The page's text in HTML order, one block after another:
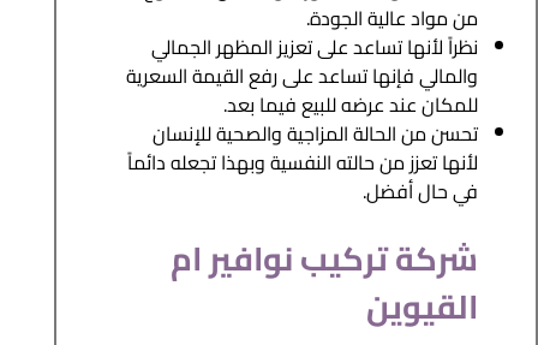
من مواد عالية الجودة.
نظراً لأنها تساعد على تعزيز المظهر الجمالي
والمالي فإنها تساعد على رفع القيمة السعرية
للمكان عند عرضه للبيع فيما بعد.
تحسن من الحالة المزاجية والصحية للإنسان
لأنها تعزز من حالته النفسية وبهذا تجعله دائماً
في حال أفضل.
شركة تركيب نوافير ام
القيوين